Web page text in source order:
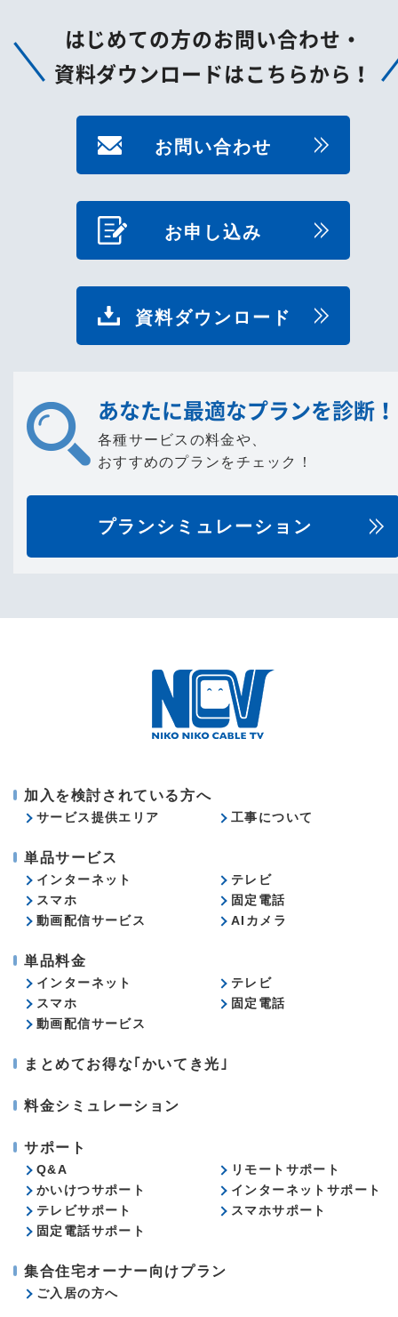
はじめての方のお問い合わせ・
資料ダウンロードはこちらから！
お問い合わせ
お申し込み
資料ダウンロード
あなたに最適なプランを診断！
各種サービスの料金や、
おすすめのプランをチェック！
プランシミュレーション
加入を検討されている方へ
サービス提供エリア 工事について
単品サービス
インターネット
テレビ
スマホ
固定電話
動画配信サービス
AIカメラ
単品料金
インターネット
テレビ
スマホ
固定電話
動画配信サービス
まとめてお得な｢かいてき光｣
料金シミュレーション
サポート
Q&A
リモートサポート
かいけつサポート
インターネットサポート
テレビサポート
スマホサポート
固定電話サポート
集合住宅オーナー向けプラン
ご入居の方へ